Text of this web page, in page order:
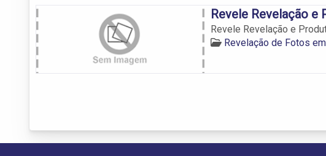
Revele Revelação
Revele Revelação e
Revelação de Fotos